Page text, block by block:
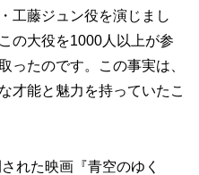
工藤ジュン役を演じまし
の大役を1000人以上が参
ったのです。この事実は、
才能と魅力を持っていたこ
れた映画『青空のゆく